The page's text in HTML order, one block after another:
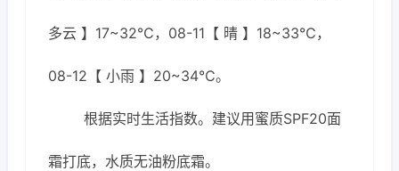
多云 】17~32℃，08-11【 晴 】18~33℃，
08-12【 小雨 】20~34℃。
根据实时生活指数。建议用蜜质SPF20面
霜打底，水质无油粉底霜。